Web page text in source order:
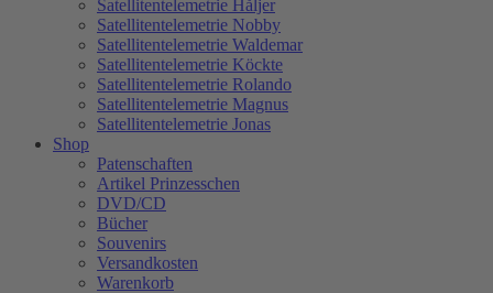
Satellitentelemetrie Håljer
Satellitentelemetrie Nobby
Satellitentelemetrie Waldemar
Satellitentelemetrie Köckte
Satellitentelemetrie Rolando
Satellitentelemetrie Magnus
Satellitentelemetrie Jonas
Shop
Patenschaften
Artikel Prinzesschen
DVD/CD
Bücher
Souvenirs
Versandkosten
Warenkorb